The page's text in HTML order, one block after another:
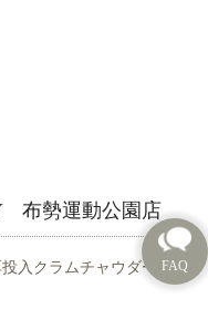
布勢運動公園店
入クラムチャウダー、